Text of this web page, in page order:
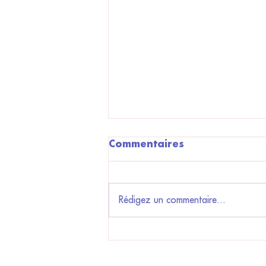
Commentaires
Rédigez un commentaire...